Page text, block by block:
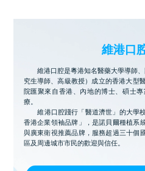
維港口
維港口腔是粵港知名醫藥大學導師
究生導師、高級教授）成立的香港大型
院匯聚來自香港、內地的博士、碩士
療。
維港口腔踐行「醫道濟世」的大學
香港企業領袖品牌」，是諾貝爾種植系
與廣東衛視推薦品牌，服務超過三十個
區及周邊城市市民的歡迎與信任。